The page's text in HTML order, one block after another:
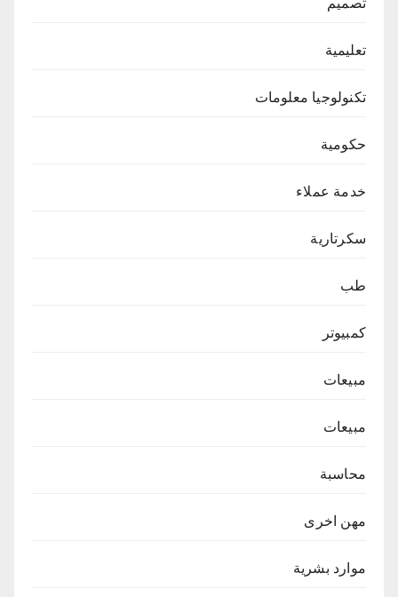
تصميم
تعليمية
تكنولوجيا معلومات
حكومية
خدمة عملاء
سكرتارية
طب
كمبيوتر
مبيعات
مبيعات
محاسبة
مهن اخرى
موارد بشرية